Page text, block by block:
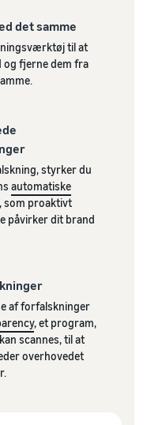
fra
på
det samme
til at
og fjerne dem fra
styrker du
automatiske
som proaktivt
påvirker dit brand
af forfalskninger
, et program,
scannes, til at
overhovedet